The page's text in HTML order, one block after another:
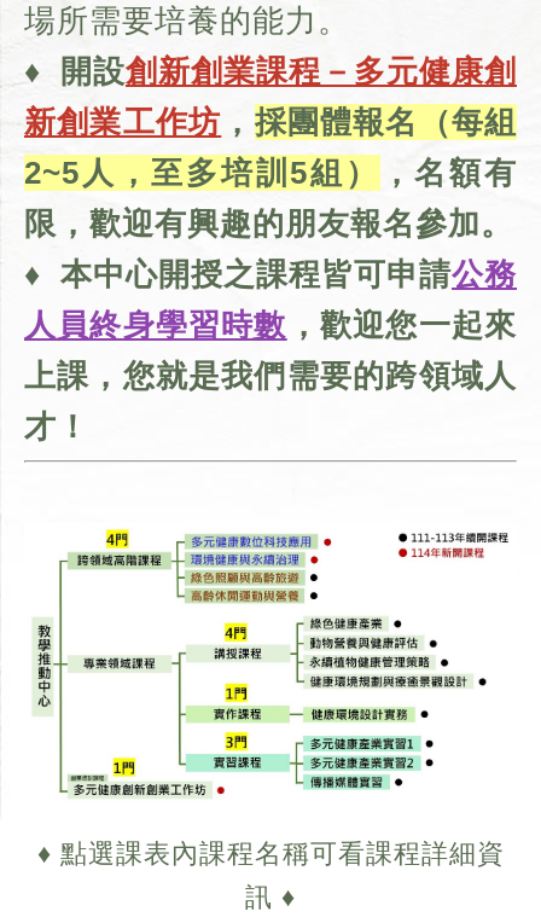
場所需要培養的能力。
♦
開設創新創業課程－ 多元健康創
新創業工作坊 ， 採團體報名（每組
2~5人，至多培訓5組 ）
，名額有
限，歡迎有興趣的朋友報名參加。
♦ 本中心開授之課程皆可申請公務
人員終身學習時數 ， 歡迎您一起來
上課，您就是我們需要的跨領域人
才！
♦ 點選課表內課程名稱可看課程詳細資
訊 ♦